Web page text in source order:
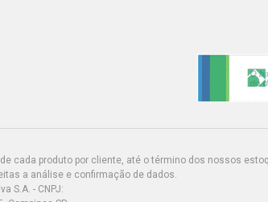
G1 S PICKUP 1.6 8V AP (1987 - 1997)
cada produto por cliente, até o término dos nossos
a análise e confirmação de dados.
S.A. - CNPJ: